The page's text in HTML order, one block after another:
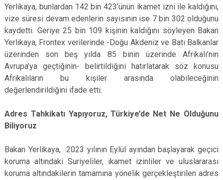
Yerlikaya, bunlardan 142 bin 423’ünün ikamet izni ile kaldığını,
vize süresi devam edenlerin sayısının ise 7 bin 302 olduğunu
kaydetti. Geriye 25 bin 109 kişinin kaldığını söyleyen Bakan
Yerlikaya, Frontex verilerinde -Doğu Akdeniz ve Batı Balkanlar
üzerinden son beş yılda 85 binin üzerinde Afrikalı’nın
Avrupa’ya geçtiğinin- belirtildiğini hatırlatarak söz konusu
Afrikalıların bu kişiler arasında olabileceğinin
değerlendirildiğini ifade etti.
Adres Tahkikatı Yapıyoruz, Türkiye’de Net Ne Olduğunu
Biliyoruz
Bakan Yerlikaya, 2023 yılının Eylül ayından başlayarak geçici
koruma altındaki Suriyeliler, ikamet izinliler ve uluslararası
koruma altındakilerin tamamına yönelik gerçekleştirilen adres